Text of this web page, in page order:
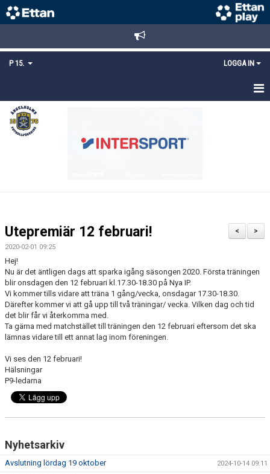
P 15. LOGGA IN
HEM
TRUPPEN
MEDLEMSANMÄLAN
>
<
Utepremiär 12 februari!
2020-02-01 09:25
Hej!
Nu är det äntligen dags att sparka igång säsongen 2020. Första träningen
blir onsdagen den 12 februari kl.17.30-18.30 på Nya IP.
Vi kommer tills vidare att träna 1 gång/vecka, onsdagar 17.30-18.30.
Därefter kommer vi att gå upp till två träningar/ vecka. Vilken dag och tid
det blir får vi återkomma med.
Ta gärna med matchstället till träningen den 12 februari eftersom det ska
lämnas vidare till ett annat lag inom föreningen.
Vi ses den 12 februari!
Hälsningar
P9-ledarna
Nyhetsarkiv
Avslutning lördag 19 oktober 2024-10-14 09:11